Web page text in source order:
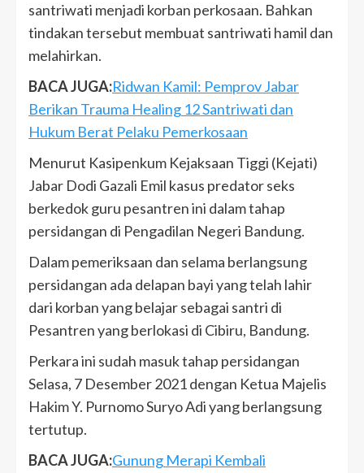
santriwati menjadi korban perkosaan. Bahkan
tindakan tersebut membuat santriwati hamil dan
melahirkan.
BACA JUGA:Ridwan Kamil: Pemprov Jabar
Berikan Trauma Healing 12 Santriwati dan
Hukum Berat Pelaku Pemerkosaan
Menurut Kasipenkum Kejaksaan Tiggi (Kejati)
Jabar Dodi Gazali Emil kasus predator seks
berkedok guru pesantren ini dalam tahap
persidangan di Pengadilan Negeri Bandung.
Dalam pemeriksaan dan selama berlangsung
persidangan ada delapan bayi yang telah lahir
dari korban yang belajar sebagai santri di
Pesantren yang berlokasi di Cibiru, Bandung.
Perkara ini sudah masuk tahap persidangan
Selasa, 7 Desember 2021 dengan Ketua Majelis
Hakim Y. Purnomo Suryo Adi yang berlangsung
tertutup.
BACA JUGA:Gunung Merapi Kembali